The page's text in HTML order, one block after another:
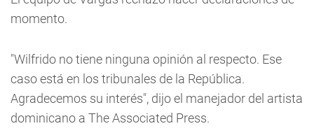
momento.
"Wilfrido no tiene ninguna opinión al respecto. Ese
caso está en los tribunales de la República.
Agradecemos su interés", dijo el manejador del artista
dominicano a The Associated Press.